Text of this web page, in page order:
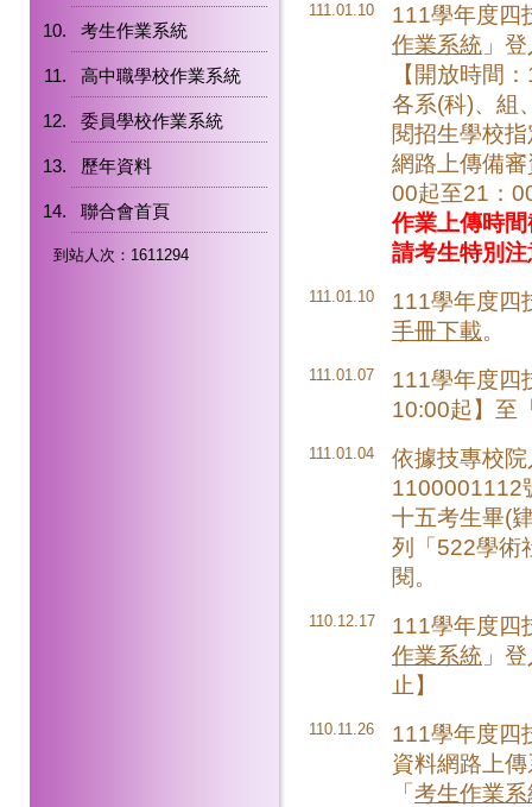
考生作業系統
高中職學校作業系統
委員學校作業系統
歷年資料
聯合會首頁
到站人次：1611294
111.01.10
111學年度四
作業系統 」
【開放時間
各系(科)、組
閱招生學校
網路上傳備
00起至21：
作業上傳時
請考生特別
111.01.10
111學年度四
手冊下載。
111.01.07
111學年度四
10:00起】至
111.01.04
依據技專校
1100001112
十五考生畢(
列「522學術
閱。
110.12.17
111學年度四
作業系統 」
止】
110.11.26
111學年度四
資料網路上
「考生作業系